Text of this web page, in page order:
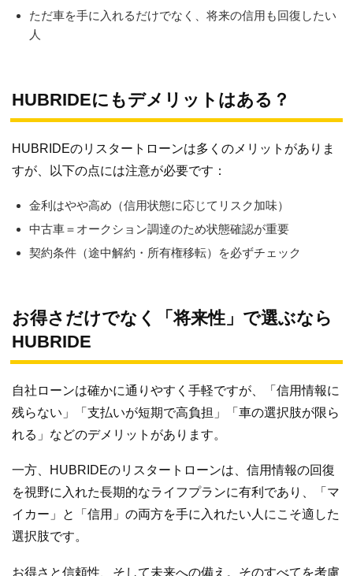
ただ車を手に入れるだけでなく、将来の信用も回復したい
人
HUBRIDEにもデメリットはある？
HUBRIDEのリスタートローンは多くのメリットがありま
すが、以下の点には注意が必要です：
金利はやや高め（信用状態に応じてリスク加味）
中古車＝オークション調達のため状態確認が重要
契約条件（途中解約・所有権移転）を必ずチェック
お得さだけでなく「将来性」で選ぶなら
HUBRIDE
自社ローンは確かに通りやすく手軽ですが、「信用情報に
残らない」「支払いが短期で高負担」「車の選択肢が限ら
れる」などのデメリットがあります。
一方、HUBRIDEのリスタートローンは、信用情報の回復
を視野に入れた長期的なライフプランに有利であり、「マ
イカー」と「信用」の両方を手に入れたい人にこそ適した
選択肢です。
お得さと信頼性、そして未来への備え。そのすべてを考慮